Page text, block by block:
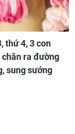
thứ 4, 3 con
chân ra đường
sung sướng